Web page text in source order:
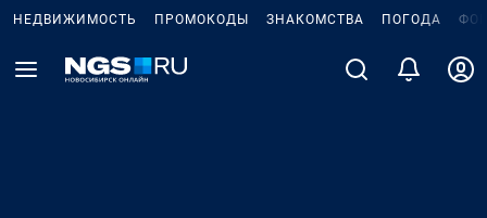
НЕДВИЖИМОСТЬ ПРОМОКОДЫ ЗНАКОМСТВА ПОГОДА